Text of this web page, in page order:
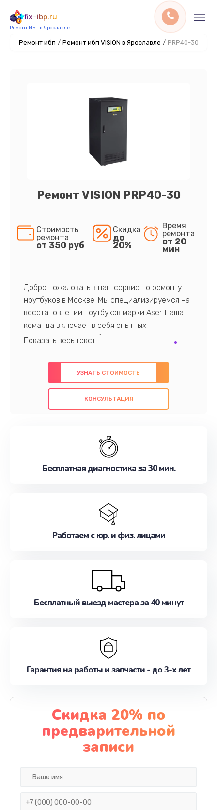
fix-ibp.ru
Ремонт ИБП в Ярославле
Ремонт ибп / Ремонт ибп VISION в Ярославле / PRP40-30
Ремонт VISION PRP40-30
Стоимость
ремонта
от 350 руб
Скидка
до
20%
Время
ремонта
от 20
мин
Добро пожаловать в наш сервис по ремонту
ноутбуков в Москве. Мы специализируемся на
восстановлении ноутбуков марки Aser. Наша
команда включает в себя опытных
профессионалов с обширными знаниями и
предлагаем быстрый и качественный ремонт с
использованием оригинальных компонентов, а
также гарантируем качество всех
проведенных работ. Наша цель - предоставить
наилучшим образом. Не медлите записаться на
УЗНАТЬ СТОИМОСТЬ
КОНСУЛЬТАЦИЯ
Бесплатная диагностика за 30 мин.
Работаем с юр. и физ. лицами
Бесплатный выезд мастера за 40 минут
Гарантия на работы и запчасти - до 3-х лет
Скидка 20% по
предварительной
записи